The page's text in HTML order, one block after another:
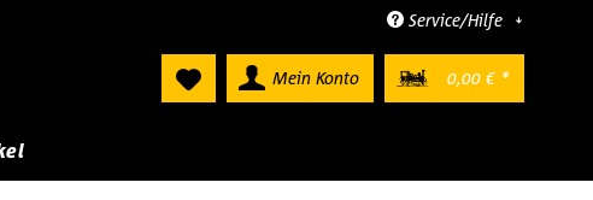
Service/Hilfe
Mein Konto 0,00 € *